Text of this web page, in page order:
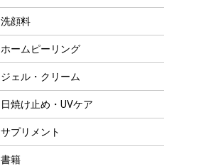
洗顔料
ホームピーリング
ジェル・クリーム
日焼け止め・UVケア
サプリメント
書籍